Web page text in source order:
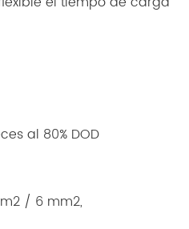
al 80% DOD
/ 6 mm2,